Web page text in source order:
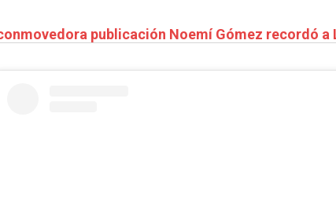
publicación Noemí Gómez recordó a